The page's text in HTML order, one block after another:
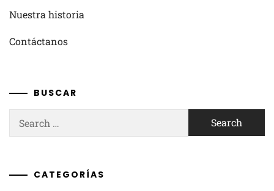
Nuestra historia
Contáctanos
BUSCAR
for:
CATEGORÍAS